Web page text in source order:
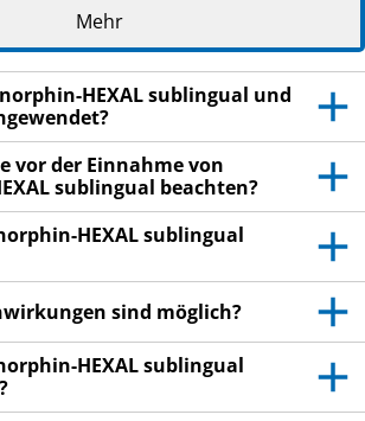
oder Apotheker.
wurde Ihnen persönlich
Geben Sie es nicht an Dritte weiter.
Menschen schaden, auch wenn
Beschwerden haben wie Sie.
bemerken, wenden Sie
Arzt oder Apotheker. Dies gilt auch
die nicht in dieser
angegeben sind. Siehe Abschnitt
Mehr
HEXAL sublingual und
vor der Einnahme von
sublingual beachten?
HEXAL sublingual
sind möglich?
HEXAL sublingual